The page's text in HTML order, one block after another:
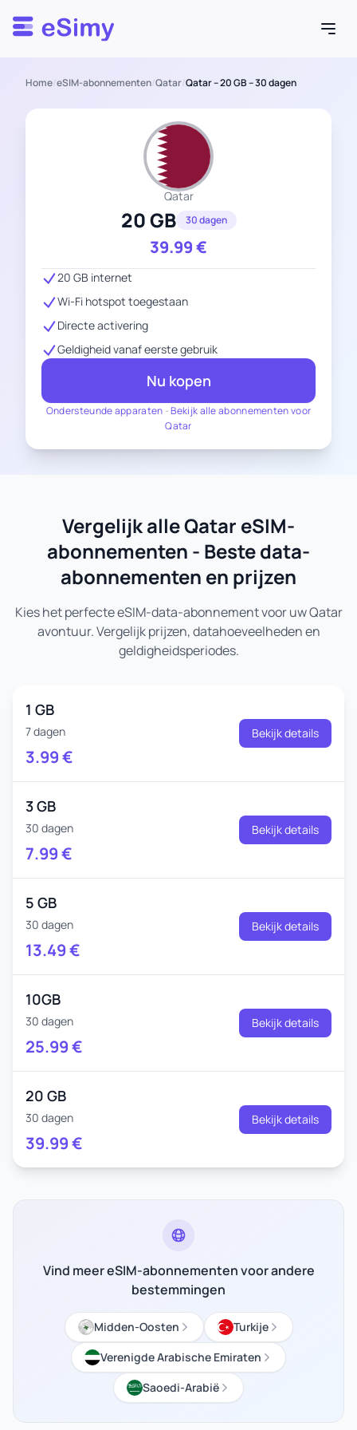
Esimy
Home/eSIM-abonnementen/Qatar/Qatar – 20 GB – 30 dagen
Qatar
20 GB 30 dagen
39.99€
Ondersteunde apparaten -Bekijk alle abonnementen voor
Qatar
20 GB internet
Wi-Fi hotspot toegestaan
Directe activering
Geldigheid vanaf eerste gebruik
Nu kopen
Vergelijk alle Qatar eSIM-
abonnementen - Beste data-
abonnementen en prijzen
Kies het perfecte eSIM-data-abonnement voor uw Qatar
avontuur. Vergelijk prijzen, datahoeveelheden en
geldigheidsperiodes.
1 GB
7 dagen
3.99€
Bekijk details
3 GB
30 dagen
7.99€
Bekijk details
5 GB
30 dagen
13.49€
Bekijk details
10GB
30 dagen
25.99€
Bekijk details
20 GB
30 dagen
39.99€
Bekijk details
Vind meer eSIM-abonnementen voor andere
bestemmingen
Midden-Oosten
Turkije
Verenigde Arabische Emiraten
Saoedi-Arabië